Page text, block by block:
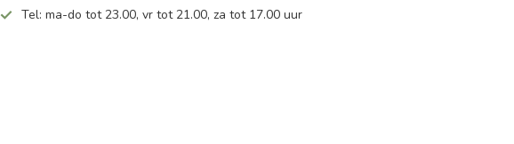
Tel: ma-do tot 23.00, vr tot 21.00, za tot 17.00 uur